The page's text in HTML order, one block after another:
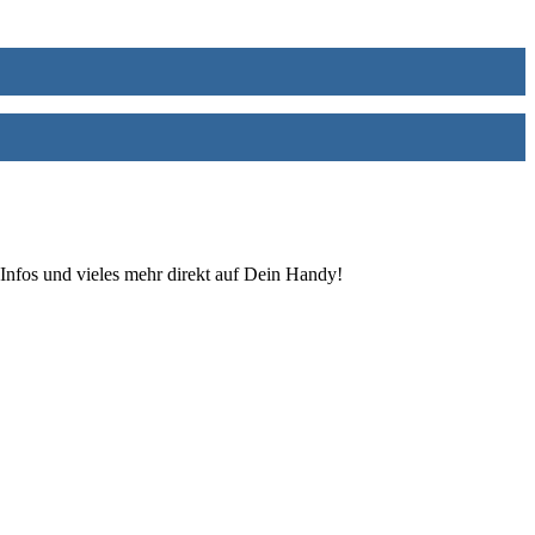
und vieles mehr direkt auf Dein Handy!